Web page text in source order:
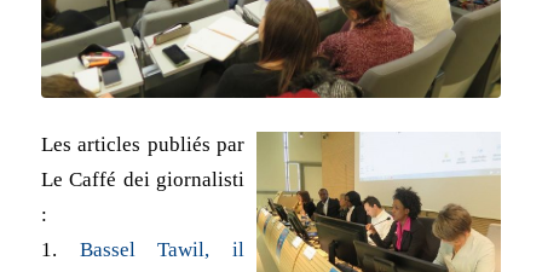
Les articles publiés par
Le Caffé dei giornalisti
:
1. Bassel Tawil, il